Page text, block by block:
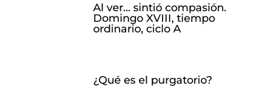
Al ver… sintió compasión.
Domingo XVIII, tiempo
ordinario, ciclo A
¿Qué es el purgatorio?